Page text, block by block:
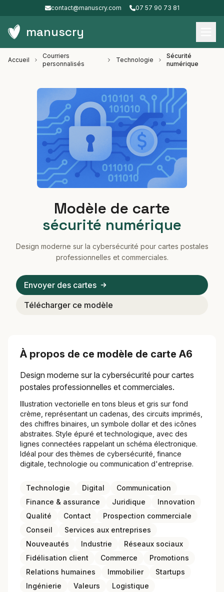
contact@manuscry.com 07 57 90 73 81
manuscry
Accueil
Courriers
personnalisés
Technologie
Sécurité
numérique
Modèle de carte
sécurité numérique
Design moderne sur la cybersécurité pour cartes postales
professionnelles et commerciales.
Envoyer des cartes
Télécharger ce modèle
À propos de ce modèle de carte A6
Design moderne sur la cybersécurité pour cartes
postales professionnelles et commerciales.
Illustration vectorielle en tons bleus et gris sur fond
crème, représentant un cadenas, des circuits imprimés,
des chiffres binaires, un symbole dollar et des icônes
abstraites. Style épuré et technologique, avec des
lignes connectées rappelant un schéma électronique.
Idéal pour des thèmes de cybersécurité, finance
digitale, technologie ou communication d'entreprise.
Technologie Digital
Communication
Finance & assurance
Juridique
Innovation
Qualité
Contact
Prospection commerciale
Conseil
Services aux entreprises
Nouveautés
Industrie
Réseaux sociaux
Fidélisation client
Commerce
Promotions
Relations humaines
Immobilier
Startups
Ingénierie
Valeurs
Logistique